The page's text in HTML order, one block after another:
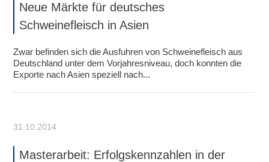
Neue Märkte für deutsches
Schweinefleisch in Asien
Zwar befinden sich die Ausfuhren von Schweinefleisch aus
Deutschland unter dem Vorjahresniveau, doch konnten die
Exporte nach Asien speziell nach...
31.10.2014
Masterarbeit: Erfolgskennzahlen in der